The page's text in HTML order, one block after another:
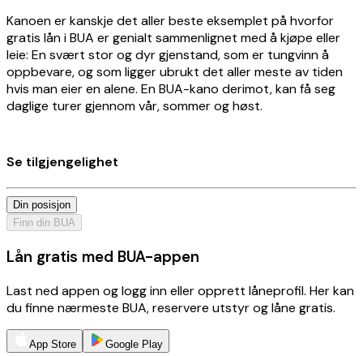
Kanoen er kanskje det aller beste eksemplet på hvorfor
gratis lån i BUA er genialt sammenlignet med å kjøpe eller
leie: En svært stor og dyr gjenstand, som er tungvinn å
oppbevare, og som ligger ubrukt det aller meste av tiden
hvis man eier en alene. En BUA-kano derimot, kan få seg
daglige turer gjennom vår, sommer og høst.
Se tilgjengelighet
Din posisjon
Finn din BUA
Lån gratis med BUA-appen
Last ned appen og logg inn eller opprett låneprofil. Her kan
du finne nærmeste BUA, reservere utstyr og låne gratis.
App Store Google Play